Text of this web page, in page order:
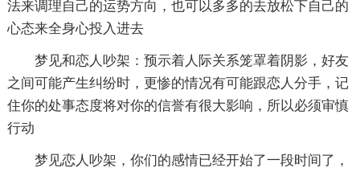
法来调理自己的运势方向，也可以多多的去放松下自己的
心态来全身心投入进去
梦见和恋人吵架：预示着人际关系笼罩着阴影，好友
之间可能产生纠纷时，更惨的情况有可能跟恋人分手，记
住你的处事态度将对你的信誉有很大影响，所以必须审慎
行动
梦见恋人吵架，你们的感情已经开始了一段时间了，